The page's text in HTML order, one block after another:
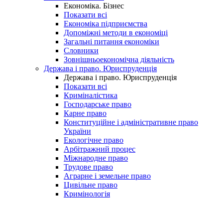
Економіка. Бізнес
Показати всі
Економіка підприємства
Допоміжні методи в економіці
Загальні питання економіки
Словники
Зовнішньоекономічна діяльність
Держава і право. Юриспруденція
Держава і право. Юриспруденція
Показати всі
Криміналістика
Господарське право
Карне право
Конституційне і адміністративне право
України
Екологічне право
Арбітражний процес
Міжнародне право
Трудове право
Аграрне і земельне право
Цивільне право
Кримінологія